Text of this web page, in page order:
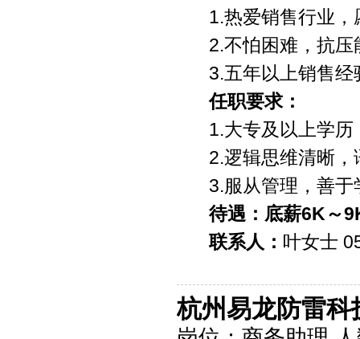
1.热爱销售行业
2.不怕困难，抗压
3.五年以上销售
任职要求：
1.大专及以上学
2.逻辑思维清晰
3.服从管理，善于
待遇：底薪6K～
联系人： 叶女士
杭州易龙防雷